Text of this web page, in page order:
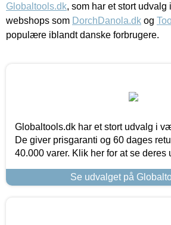
Globaltools.dk, som har et stort
webshops som DorchDanola.dk og
populære iblandt danske forbrugere.
Globaltools.dk har et stort udvalg i
De giver prisgaranti og 60 dages
40.000 varer. Klik her for at se deres
Se udvalget på